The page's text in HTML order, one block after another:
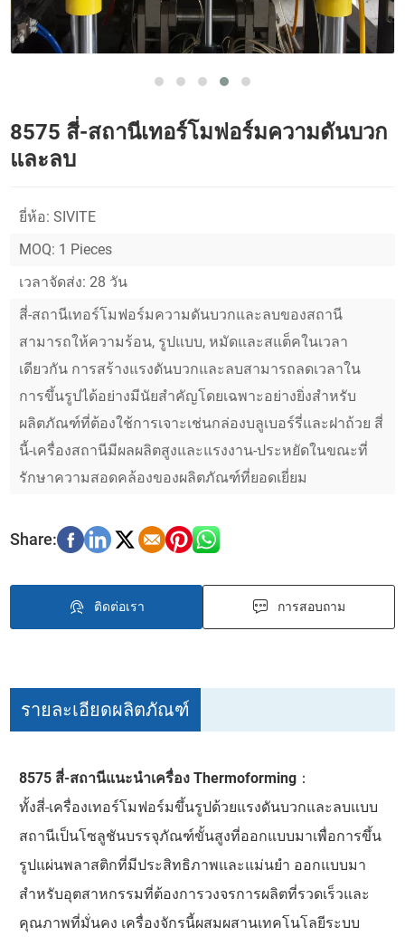
8575 สี่-สถานีเทอร์โมฟอร์มความดันบวก
และลบ
ยี่ห้อ: SIVITE
MOQ: 1 Pieces
เวลาจัดส่ง: 28 วัน
สี่-สถานีเทอร์โมฟอร์มความดันบวกและลบของสถานี
สามารถให้ความร้อน, รูปแบบ, หมัดและสแต็คในเวลา
เดียวกัน การสร้างแรงดันบวกและลบสามารถลดเวลาใน
การขึ้นรูปได้อย่างมีนัยสำคัญโดยเฉพาะอย่างยิ่งสำหรับ
ผลิตภัณฑ์ที่ต้องใช้การเจาะเช่นกล่องบลูเบอร์รี่และฝาถ้วย สี่
นี้-เครื่องสถานีมีผลผลิตสูงและแรงงาน-ประหยัดในขณะที่
รักษาความสอดคล้องของผลิตภัณฑ์ที่ยอดเยี่ยม
ติดต่อเรา การสอบถาม
รายละเอียดผลิตภัณฑ์
8575 สี่-สถานีแนะนำเครื่อง Thermoforming ：
ทั้งสี่-เครื่องเทอร์โมฟอร์มขึ้นรูปด้วยแรงดันบวกและลบแบบ
สถานีเป็นโซลูชันบรรจุภัณฑ์ขั้นสูงที่ออกแบบมาเพื่อการขึ้น
รูปแผ่นพลาสติกที่มีประสิทธิภาพและแม่นยำ ออกแบบมา
สำหรับอุตสาหกรรมที่ต้องการวงจรการผลิตที่รวดเร็วและ
คุณภาพที่มั่นคง เครื่องจักรนี้ผสมผสานเทคโนโลยีระบบ